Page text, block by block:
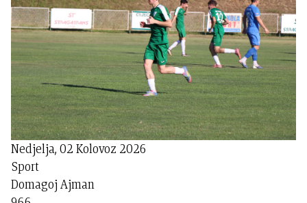
Nedjelja, 02 Kolovoz 2026
Sport
Domagoj Ajman